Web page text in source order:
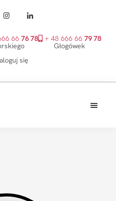
66 76 78
+ 48 666 66 79 78
Głogówek
się